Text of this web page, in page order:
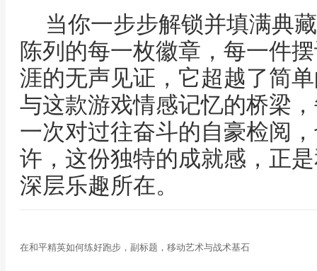
当你一步步解锁并填满典
陈列的每一枚徽章，每一件
涯的无声见证，它超越了简
与这款游戏情感记忆的桥梁
一次对过往奋斗的自豪检阅
许，这份独特的成就感，正
深层乐趣所在。
在和平精英如何练好跑步，副标题，移动艺术与战术基石